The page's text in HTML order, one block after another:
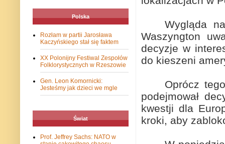
Wygląda
Waszyngton
decyzje w
do kieszeni
Oprócz
podejmował
kwestji dla
kroki, aby
Polska
Rozłam w partii Jarosława
Kaczyńskiego stał się faktem
XX Polonijny Festiwal Zespołów
Folklorystycznych w Rzeszowie
Gen. Leon Komornicki:
Jesteśmy jak dzieci we mgle
Świat
Prof. Jeffrey Sachs: NATO w